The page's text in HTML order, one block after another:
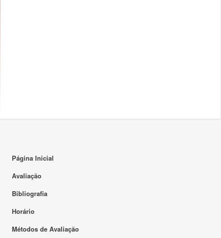
Página Inicial
Avaliação
Bibliografia
Horário
Métodos de Avaliação